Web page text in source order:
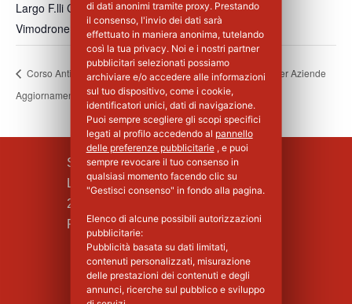
Largo F.lli Cervi, 8
Vimodrone
MI 20900 Italia + Google Maps
Corso Antincendio
Aggiornamento Livello III
Corso Base Primo Soccorso per Aziende
di Gruppo B e C – 2°Giorno
SILPA S.R.L.
Largo F.lli Cervi, 8
20090 Vimodrone (MI)
Piva : 02339750966 - MI 1427008
di dati anonimi tramite proxy. Prestando
il consenso, l'invio dei dati sarà
effettuato in maniera anonima, tutelando
così la tua privacy. Noi e i nostri partner
pubblicitari selezionati possiamo
archiviare e/o accedere alle informazioni
sul tuo dispositivo, come i cookie,
identificatori unici, dati di navigazione.
Puoi sempre scegliere gli scopi specifici
legati al profilo accedendo al pannello
delle preferenze pubblicitarie, e puoi
sempre revocare il tuo consenso in
qualsiasi momento facendo clic su
"Gestisci consenso" in fondo alla pagina.
Elenco di alcune possibili autorizzazioni
pubblicitarie:
Pubblicità basata su dati limitati,
contenuti personalizzati, misurazione
delle prestazioni dei contenuti e degli
annunci, ricerche sul pubblico e sviluppo